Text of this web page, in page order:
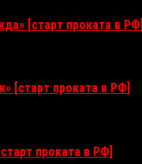
[старт проката в РФ]
[старт проката в РФ]
проката в РФ]